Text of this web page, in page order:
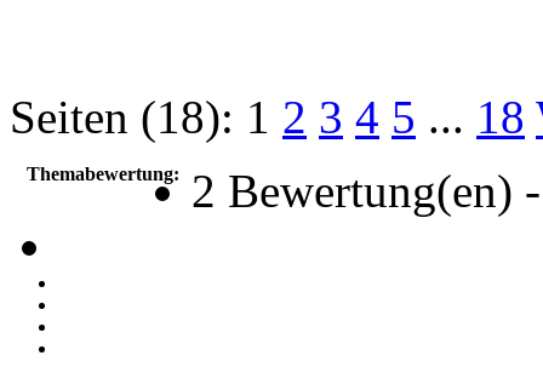
Seiten (18): 1 2 3 4 5 ... 18
Themabewertung: 2 Bewertung(en)